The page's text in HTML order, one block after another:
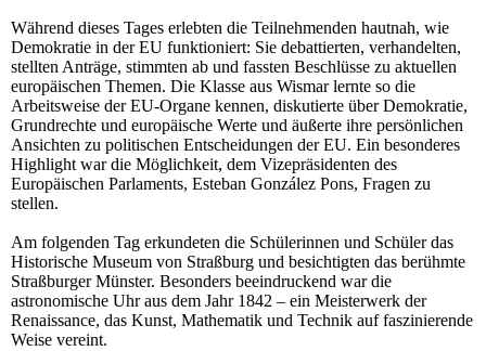
Während dieses Tages erlebten die Teilnehmenden hautnah, wie
Demokratie in der EU funktioniert: Sie debattierten, verhandelten,
stellten Anträge, stimmten ab und fassten Beschlüsse zu aktuellen
europäischen Themen. Die Klasse aus Wismar lernte so die
Arbeitsweise der EU-Organe kennen, diskutierte über Demokratie,
Grundrechte und europäische Werte und äußerte ihre persönlichen
Ansichten zu politischen Entscheidungen der EU. Ein besonderes
Highlight war die Möglichkeit, dem Vizepräsidenten des
Europäischen Parlaments, Esteban González Pons, Fragen zu
stellen.
Am folgenden Tag erkundeten die Schülerinnen und Schüler das
Historische Museum von Straßburg und besichtigten das berühmte
Straßburger Münster. Besonders beeindruckend war die
astronomische Uhr aus dem Jahr 1842 – ein Meisterwerk der
Renaissance, das Kunst, Mathematik und Technik auf faszinierende
Weise vereint.